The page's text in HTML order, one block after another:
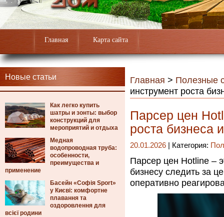
Главная Карта сайта
Новые статьи
Как легко купить
шатры и зонты: выбор
конструкций для
мероприятий и отдыха
Медная
водопроводная труба:
особенности,
преимущества и
применение
Басейн «Софія Sport»
у Києві: комфортне
плавання та
оздоровлення для
всієї родини
Главная > Полезные
инструмент роста
Парсер цен
роста бизнеса
20.01.2026 | Категория:
Парсер цен Hotline –
бизнесу следить за
оперативно